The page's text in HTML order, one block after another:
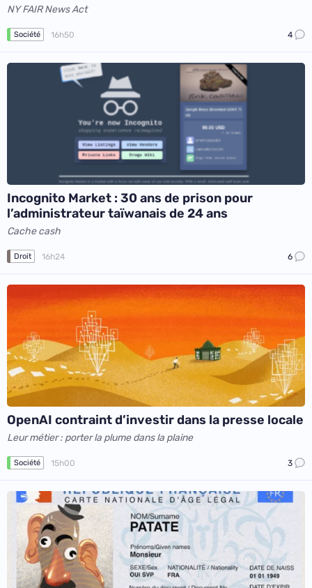
NY FAIR News Act
Société 16h50 4
Incognito Market : 30 ans de prison pour
l’administrateur taïwanais de 24 ans
Cache cash
Droit 16h24 6
OpenAI contraint d’investir dans la presse locale
Leur métier : porter la plume dans la plaine
Société 15h00 3